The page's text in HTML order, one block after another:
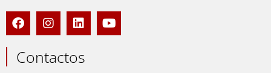
F
a
c
e
b
I
n
s
t
a
L
i
n
k
e
Y
o
u
Contactos